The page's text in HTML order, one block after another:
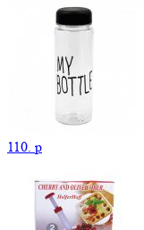
110. p